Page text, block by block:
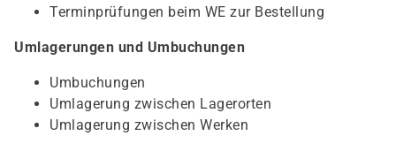
Terminprüfungen beim WE zur Bestellung
Umlagerungen und Umbuchungen
Umbuchungen
Umlagerung zwischen Lagerorten
Umlagerung zwischen Werken